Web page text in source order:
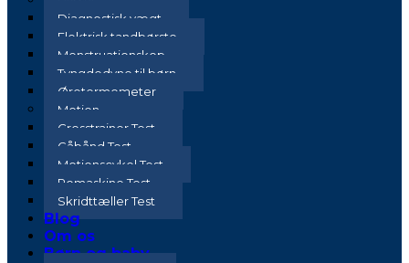
Diagnostisk vægt
Elektrisk tandbørste
Menstruationskop
Tyngdedyne til børn
Øretermometer
Motion
Crosstrainer Test
Gåbånd Test
Motionscykel Test
Romaskine Test
Skridttæller Test
Blog
Om os
Børn og baby